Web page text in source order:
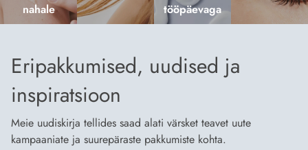
nahale
tööpäevaga
Eripakkumised, uudised ja
inspiratsioon
Meie uudiskirja tellides saad alati värsket teavet uute
kampaaniate ja suurepäraste pakkumiste kohta.